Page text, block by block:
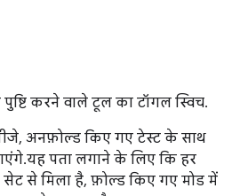
करने वाले टूल का टॉगल स्विच.
अनफ़ोल्ड किए गए टेस्ट के साथ
यह पता लगाने के लिए कि हर
से मिला है, फ़ोल्ड किए गए मोड में